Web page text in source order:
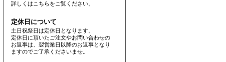
詳しくは こちらをご覧ください。
定休日について
土日祝祭日は定休日となります。
定休日に頂いたご注文やお問い合わせの
お返事は、翌営業日以降のお返事となり
ますのでご了承くださいませ。